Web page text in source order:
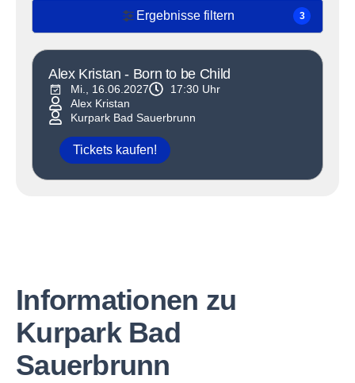
Ergebnisse filtern 3
Alex Kristan - Born to be Child
Mi., 16.06.2027
17:30 Uhr
Alex Kristan
Kurpark Bad Sauerbrunn
Tickets kaufen!
Informationen zu
Kurpark Bad
Sauerbrunn